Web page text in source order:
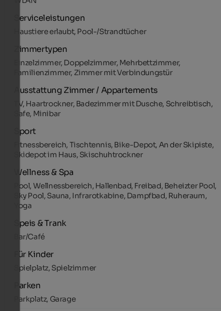
Serviceleistungen
Haustiere erlaubt, Pool-/Strandtücher
Zimmertypen
Einzelzimmer, Doppelzimmer, Mehrbettzimmer,
Familienzimmer, Zimmer mit Verbindungstür
Ausstattung Zimmer / Appartements
TV, Haartrockner, Badezimmer mit Dusche, Schreibtisch,
Safe, Minibar
Sport
Fitnessbereich, Tischtennis, Bike-Depot, An der Skipiste,
Skidepot im Haus, Skischuhtrockner
Wellness & Spa
Pool, Wellnessbereich, Hallenbad, Freibad, Beheizter Pool,
Sky Pool, Sauna, Infrarotkabine, Dampfbad, Ruheraum,
Yoga
Speis & Trank
Bar/Café
Für Kinder
Spielplatz, Spielzimmer
Parken
Parkplatz, Garage